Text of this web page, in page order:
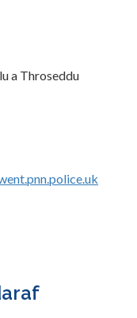
a Throseddu